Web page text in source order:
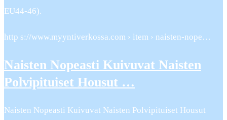
EU44-46).
http s://www.myyntiverkossa.com › item › naisten-nope…
Naisten Nopeasti Kuivuvat Naisten
Polvipituiset Housut …
Naisten Nopeasti Kuivuvat Naisten Polvipituiset Housut